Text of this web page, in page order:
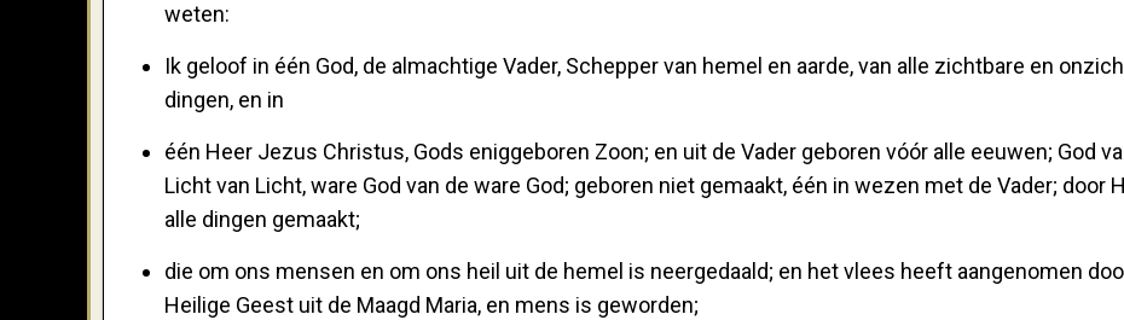
weten:
Ik geloof in één God, de almachtige Vader, Schepper van hemel en aarde, van alle zichtbare en
dingen, en in
één Heer Jezus Christus, Gods eniggeboren Zoon; en uit de Vader geboren vóór alle eeuwen; God
Licht van Licht, ware God van de ware God; geboren niet gemaakt, één in wezen met de Vader; door
alle dingen gemaakt;
die om ons mensen en om ons heil uit de hemel is neergedaald; en het vlees heeft aangenomen
Heilige Geest uit de Maagd Maria, en mens is geworden;